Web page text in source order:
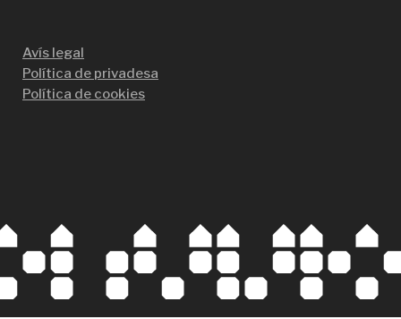
Avís legal
Política de privadesa
Política de cookies